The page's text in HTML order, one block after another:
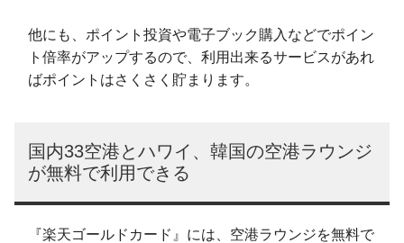
他にも、ポイント投資や電子ブック購入などでポイン
ト倍率がアップするので、利用出来るサービスがあれ
ばポイントはさくさく貯まります。
国内33空港とハワイ、韓国の空港ラウンジ
が無料で利用できる
『楽天ゴールドカード』には、空港ラウンジを無料で